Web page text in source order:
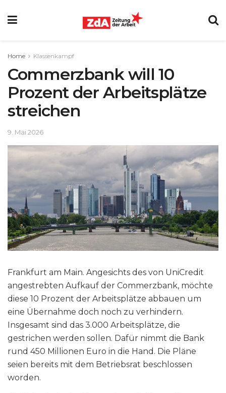
Home Klassenkampf
Commerzbank will 10
Prozent der Arbeitsplätze
streichen
9. Mai 2026
Frankfurt am Main. Angesichts des von UniCredit
angestrebten Aufkauf der Commerzbank, möchte
diese 10 Prozent der Arbeitsplätze abbauen um
eine Übernahme doch noch zu verhindern.
Insgesamt sind das 3.000 Arbeitsplätze, die
gestrichen werden sollen. Dafür nimmt die Bank
rund 450 Millionen Euro in die Hand. Die Pläne
seien bereits mit dem Betriebsrat beschlossen
worden.